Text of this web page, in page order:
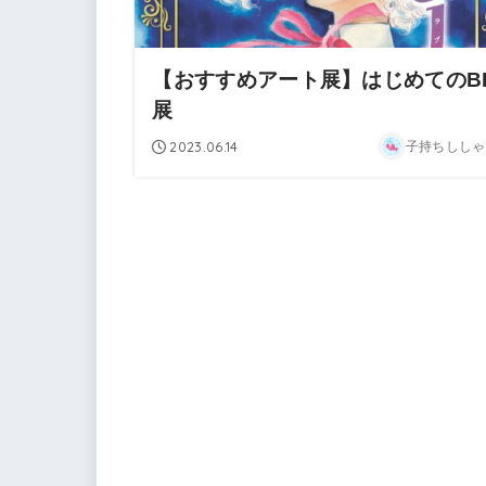
【おすすめアート展】はじめての
展
2023.06.14 子持ちしし